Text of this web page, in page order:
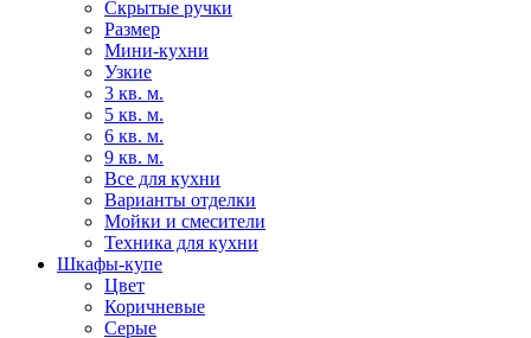
Скрытые ручки
Размер
Мини-кухни
Узкие
3 кв. м.
5 кв. м.
6 кв. м.
9 кв. м.
Все для кухни
Варианты отделки
Мойки и смесители
Техника для кухни
Шкафы-купе
Цвет
Коричневые
Серые